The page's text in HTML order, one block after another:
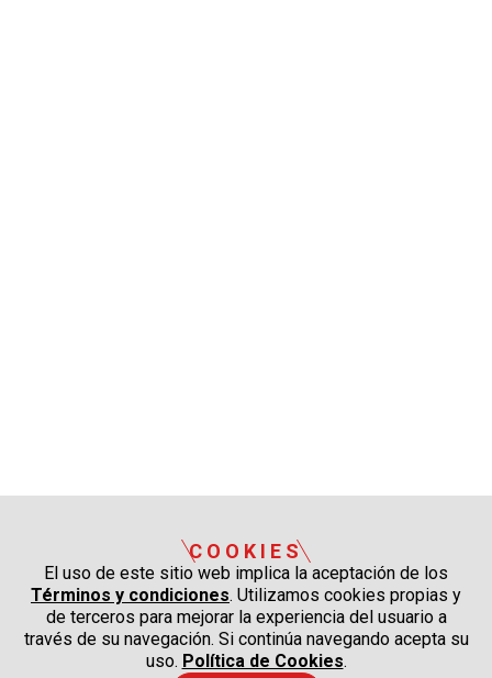
COOKIES
El uso de este sitio web implica la aceptación de los
Términos y condiciones. Utilizamos cookies propias y
de terceros para mejorar la experiencia del usuario a
través de su navegación. Si continúa navegando acepta su
uso. Política de Cookies.